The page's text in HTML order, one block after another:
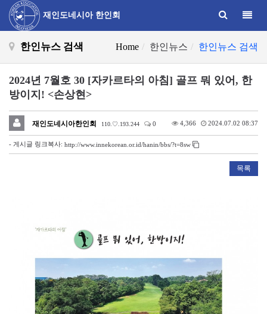
재인도네시아 한인회
한인뉴스 검색 Home 한인뉴스 한인뉴스 검색
2024년 7월호 30 [자카르타의 아침] 골프 뭐 있어, 한
방이지! <손상현>
재인도네시아한인회 110.♡.193.244 0 4,366 2024.07.02 08:37
- 게시글 링크복사: http://www.innekorean.or.id/hanin/bbs/?t=8sw
목록